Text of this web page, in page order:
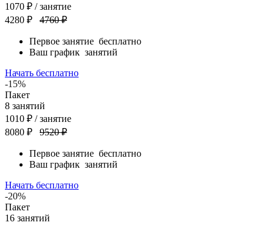
1070 ₽ / занятие
4280 ₽
4760 ₽
Первое занятие бесплатно
Ваш график занятий
Начать бесплатно
-15%
Пакет
8 занятий
1010 ₽ / занятие
8080 ₽
9520 ₽
Первое занятие бесплатно
Ваш график занятий
Начать бесплатно
-20%
Пакет
16 занятий